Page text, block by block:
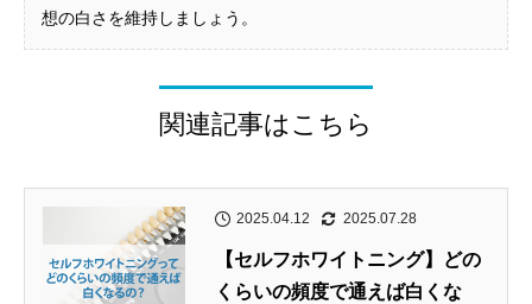
想の白さを維持しましょう。
関連記事はこちら
2025.04.12 2025.07.28
【セルフホワイトニング】どの
くらいの頻度で通えば白くな